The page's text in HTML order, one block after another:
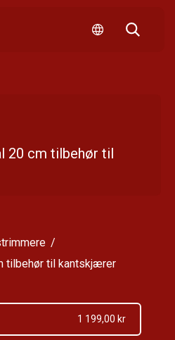
20 cm tilbehør til
tilbehør til kantskjærer
1 199,00 kr